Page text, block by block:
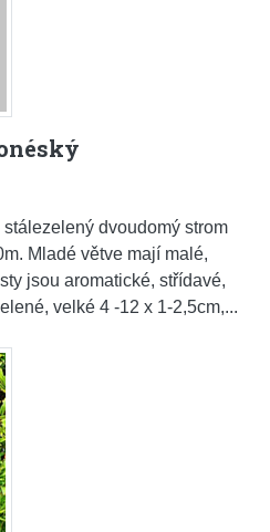
dvoudomý strom
Mladé větve mají malé,
jsou aromatické, střídavé,
velké 4 -12 x 1-2,5cm,...